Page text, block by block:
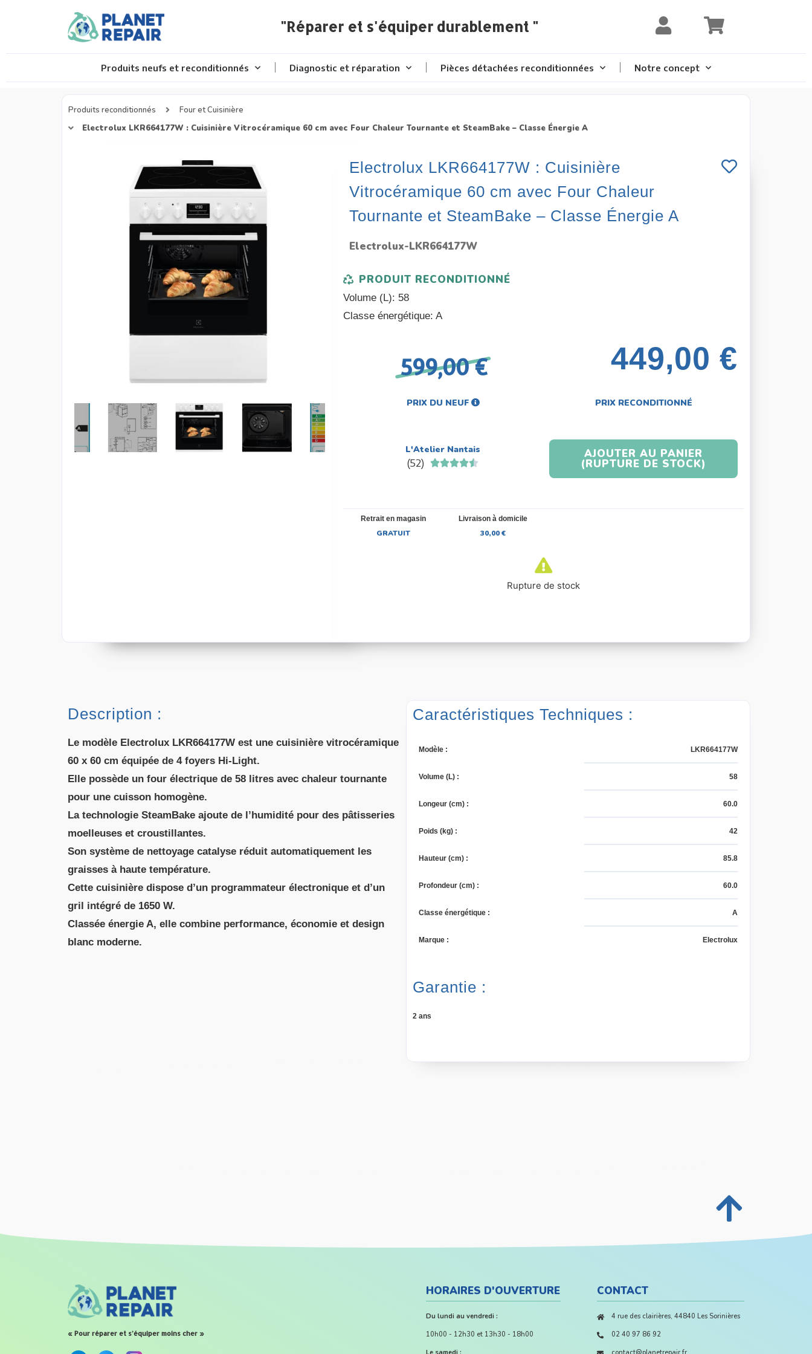
"Réparer et s'équiper durablement "
Produits neufs et reconditionnés Diagnostic et réparation Pièces détachées reconditionnées Notre concept
Produits reconditionnés
Four et Cuisinière
Electrolux LKR664177W : Cuisinière Vitrocéramique 60 cm avec Four Chaleur Tournante et SteamBake – Classe Énergie A
Electrolux LKR664177W : Cuisinière
Vitrocéramique 60 cm avec Four Chaleur
Tournante et SteamBake – Classe Énergie A
Electrolux-LKR664177W
PRODUIT RECONDITIONNÉ
Volume (L): 58
Classe énergétique: A
599,00 € 449,00 €
PRIX DU NEUF PRIX RECONDITIONNÉ
L'Atelier Nantais
(52) 
AJOUTER AU PANIER
(RUPTURE DE STOCK)
Retrait en magasin
GRATUIT
Livraison à domicile
30,00 €
Rupture de stock
Description :
Le modèle Electrolux LKR664177W est une cuisinière vitrocéramique
60 x 60 cm équipée de 4 foyers Hi-Light.
Elle possède un four électrique de 58 litres avec chaleur tournante
pour une cuisson homogène.
La technologie SteamBake ajoute de l’humidité pour des pâtisseries
moelleuses et croustillantes.
Son système de nettoyage catalyse réduit automatiquement les
graisses à haute température.
Cette cuisinière dispose d’un programmateur électronique et d’un
gril intégré de 1650 W.
Classée énergie A, elle combine performance, économie et design
blanc moderne.
Caractéristiques Techniques :
Modèle :
Volume (L) :
Longeur (cm) :
Poids (kg) :
Hauteur (cm) :
Profondeur (cm) :
Classe énergétique :
Marque :
LKR664177W
58
60.0
42
85.8
60.0
A
Electrolux
Garantie :
2 ans
« Pour réparer et s’équiper moins cher »
HORAIRES D'OUVERTURE
Du lundi au vendredi :
10h00 - 12h30 et 13h30 - 18h00
CONTACT
4 rue des clairières, 44840 Les Sorinières
02 40 97 86 92